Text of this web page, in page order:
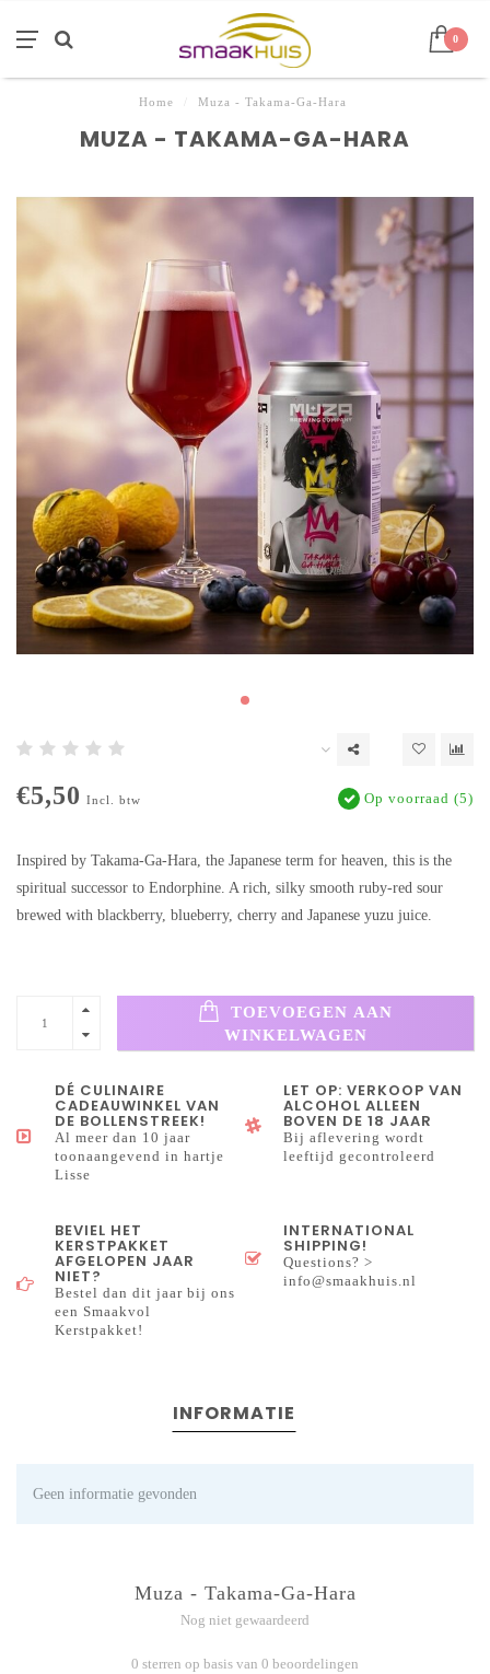
0
Home Muza - Takama-Ga-Hara
MUZA - TAKAMA-GA-HARA
€5,50 Incl. btw Op voorraad (5)
Inspired by Takama-Ga-Hara, the Japanese term for heaven, this is the
spiritual successor to Endorphine. A rich, silky smooth ruby-red sour
brewed with blackberry, blueberry, cherry and Japanese yuzu juice.
TOEVOEGEN AAN
WINKELWAGEN
DÉ CULINAIRE
CADEAUWINKEL VAN
DE BOLLENSTREEK!
Al meer dan 10 jaar
toonaangevend in hartje
Lisse
LET OP: VERKOOP VAN
ALCOHOL ALLEEN
BOVEN DE 18 JAAR
Bij aflevering wordt
leeftijd gecontroleerd
BEVIEL HET
KERSTPAKKET
AFGELOPEN JAAR
NIET?
Bestel dan dit jaar bij ons
een Smaakvol
Kerstpakket!
INTERNATIONAL
SHIPPING!
Questions? >
info@smaakhuis.nl
INFORMATIE
Geen informatie gevonden
Muza - Takama-Ga-Hara
Nog niet gewaardeerd
0 sterren op basis van 0 beoordelingen